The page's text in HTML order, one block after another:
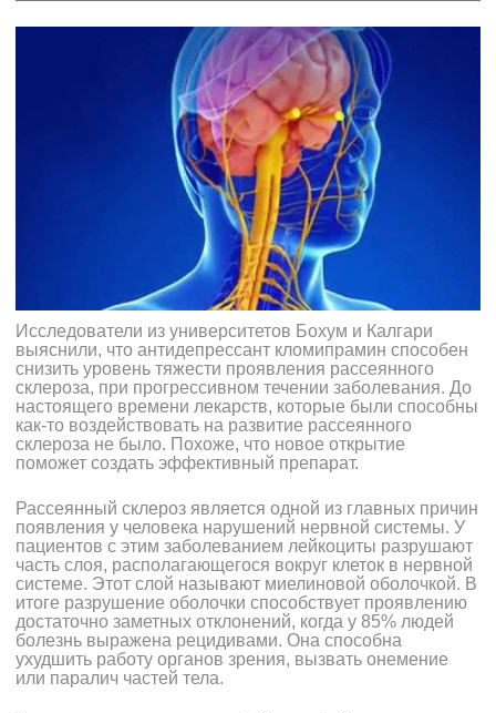
Исследователи из университетов Бохум и Калгари
выяснили, что антидепрессант кломипрамин способен
снизить уровень тяжести проявления рассеянного
склероза, при прогрессивном течении заболевания. До
настоящего времени лекарств, которые были способны
как-то воздействовать на развитие рассеянного
склероза не было. Похоже, что новое открытие
поможет создать эффективный препарат.
Рассеянный склероз является одной из главных причин
появления у человека нарушений нервной системы. У
пациентов с этим заболеванием лейкоциты разрушают
часть слоя, располагающегося вокруг клеток в нервной
системе. Этот слой называют миелиновой оболочкой. В
итоге разрушение оболочки способствует проявлению
достаточно заметных отклонений, когда у 85% людей
болезнь выражена рецидивами. Она способна
ухудшить работу органов зрения, вызвать онемение
или паралич частей тела.